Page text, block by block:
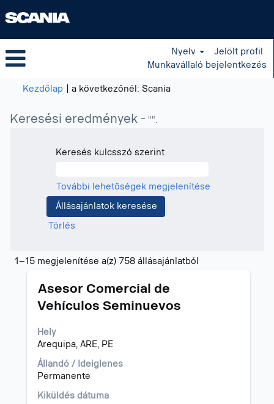
Nyelv
Jelölt profil
Munkavállaló bejelentkezés
Kezdőlap a következőnél: Scania(aktuális
Keresési eredmények - "".
Keresés kulcsszó szerint
További lehetőségek megjelenítése
Törlés
1–15 megjelenítése a(z) 758 állásajánlatból
Cím
Asesor Comercial de
Vehículos Seminuevos
Hely
Arequipa, ARE, PE
Állandó / Ideiglenes
Permanente
Kiküldés dátuma
Jelölje
a
billentyűvel
az
állásinformáció
teljes
megtekintéséhez.